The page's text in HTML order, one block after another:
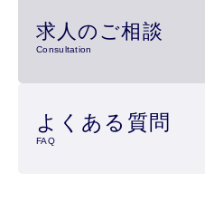
求人のご相談
Consultation
よくある質問
FAQ